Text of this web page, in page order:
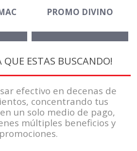
PROMO DIVINO
QUE ESTAS BUSCANDO!
efectivo en decenas de
concentrando tus
un solo medio de pago,
múltiples beneficios y
promociones.